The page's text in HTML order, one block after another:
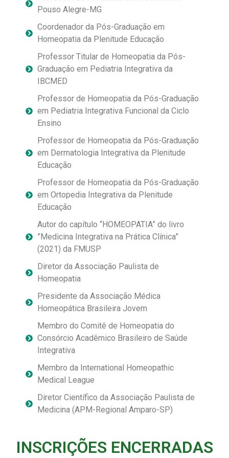
Pouso Alegre-MG
Coordenador da Pós-Graduação em
Homeopatia da Plenitude Educação
Professor Titular de Homeopatia da Pós-
Graduação em Pediatria Integrativa da
IBCMED
Professor de Homeopatia da Pós-Graduação
em Pediatria Integrativa Funcional da Ciclo
Ensino
Professor de Homeopatia da Pós-Graduação
em Dermatologia Integrativa da Plenitude
Educação
Professor de Homeopatia da Pós-Graduação
em Ortopedia Integrativa da Plenitude
Educação
Autor do capítulo “HOMEOPATIA” do livro
”Medicina Integrativa na Prática Clínica”
(2021) da FMUSP
Diretor da Associação Paulista de
Homeopatia
Presidente da Associação Médica
Homeopática Brasileira Jovem
Membro do Comitê de Homeopatia do
Consórcio Acadêmico Brasileiro de Saúde
Integrativa
Membro da International Homeopathic
Medical League
Diretor Científico da Associação Paulista de
Medicina (APM-Regional Amparo-SP)
INSCRIÇÕES ENCERRADAS